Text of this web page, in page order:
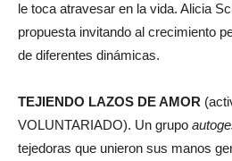
le toca atravesar en la vida. Alicia
propuesta invitando al crecimiento
de diferentes dinámicas.
TEJIENDO LAZOS DE AMOR
VOLUNTARIADO). Un grupo
tejedoras que unieron sus manos